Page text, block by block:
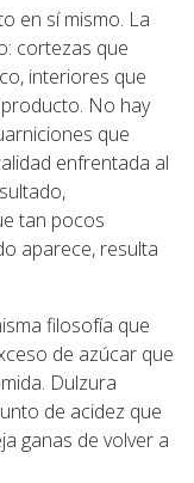
en sí mismo. La
cortezas que
interiores que
No hay
que
enfrentada al
tan pocos
aparece, resulta
filosofía que
de azúcar que
Dulzura
de acidez que
ganas de volver a